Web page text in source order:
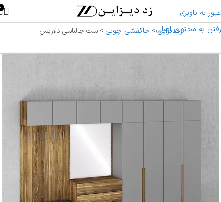
عبور به ناوبری
رفتن به محتوای اصلی
0
زددیزاین> جاکفشی چوبی >ست جالباسی دلاریس